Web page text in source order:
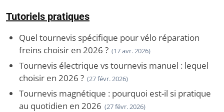
Tutoriels pratiques
Quel tournevis spécifique pour vélo réparation
freins choisir en 2026 ? (17 avr. 2026)
Tournevis électrique vs tournevis manuel : lequel
choisir en 2026 ? (27 févr. 2026)
Tournevis magnétique : pourquoi est-il si pratique
au quotidien en 2026 (27 févr. 2026)